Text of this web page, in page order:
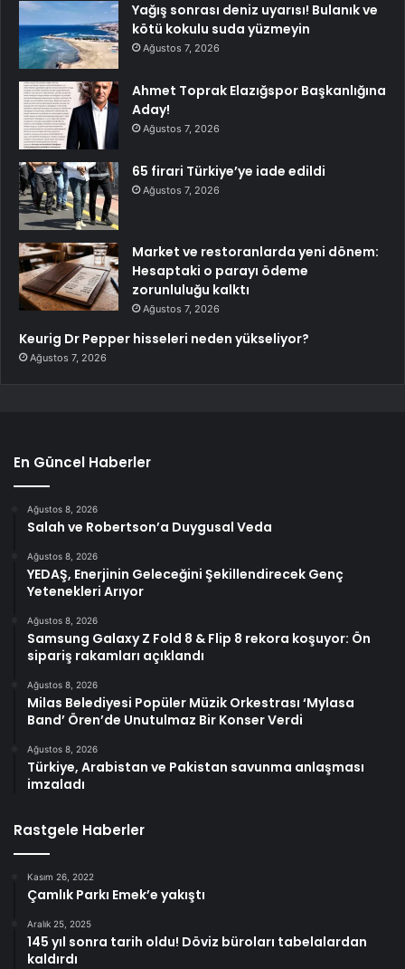
Yağış sonrası deniz uyarısı! Bulanık ve
kötü kokulu suda yüzmeyin
Ağustos 7, 2026
Ahmet Toprak Elazığspor Başkanlığına
Aday!
Ağustos 7, 2026
65 firari Türkiye’ye iade edildi
Ağustos 7, 2026
Market ve restoranlarda yeni dönem:
Hesaptaki o parayı ödeme
zorunluluğu kalktı
Ağustos 7, 2026
Keurig Dr Pepper hisseleri neden yükseliyor?
Ağustos 7, 2026
En Güncel Haberler
Ağustos 8, 2026
Salah ve Robertson’a Duygusal Veda
Ağustos 8, 2026
YEDAŞ, Enerjinin Geleceğini Şekillendirecek Genç
Yetenekleri Arıyor
Ağustos 8, 2026
Samsung Galaxy Z Fold 8 & Flip 8 rekora koşuyor: Ön
sipariş rakamları açıklandı
Ağustos 8, 2026
Milas Belediyesi Popüler Müzik Orkestrası ‘Mylasa
Band’ Ören’de Unutulmaz Bir Konser Verdi
Ağustos 8, 2026
Türkiye, Arabistan ve Pakistan savunma anlaşması
imzaladı
Rastgele Haberler
Kasım 26, 2022
Çamlık Parkı Emek’e yakıştı
Aralık 25, 2025
145 yıl sonra tarih oldu! Döviz büroları tabelalardan
kaldırdı